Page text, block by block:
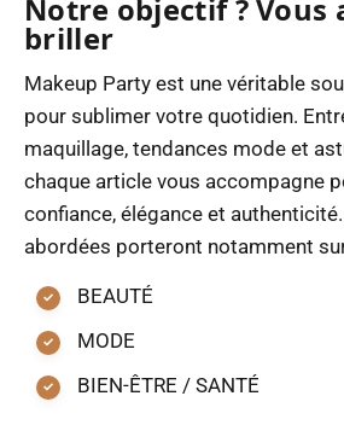
Notre objectif ? Vous
briller
Makeup Party est une véritable
pour sublimer votre quotidien.
maquillage, tendances mode et
chaque article vous accompagne
confiance, élégance et
abordées porteront notamment
BEAUTÉ
MODE
BIEN-ÊTRE / SANTÉ